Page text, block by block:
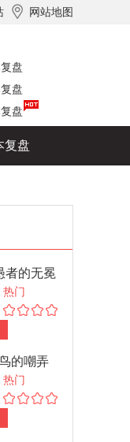
网站地图
盘
盘
盘
复盘
者的无冕
热门
的嘲弄
热门